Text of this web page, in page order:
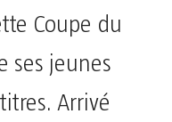
Coupe du
ses jeunes
Arrivé